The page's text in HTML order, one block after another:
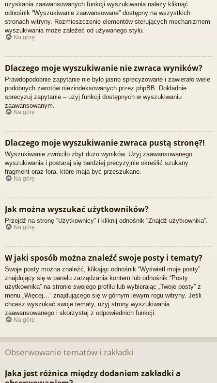
uzyskania zaawansowanych funkcji wyszukiwania należy kliknąć
odnośnik “Wyszukiwanie zaawansowane” dostępny na wszystkich
stronach witryny. Rozmieszczenie elementów sterujących mechanizmem
wyszukiwania może zależeć od używanego stylu.
Na górę
Dlaczego moje wyszukiwanie nie zwraca wyników?
Prawdopodobnie zapytanie nie było jasno sprecyzowane i zawierało wiele
podobnych zwrotów niezindeksowanych przez phpBB. Dokładnie
sprecyzuj zapytanie – użyj funkcji dostępnych w wyszukiwaniu
zaawansowanym.
Na górę
Dlaczego moje wyszukiwanie zwraca pustą stronę?!
Wyszukiwanie zwróciło zbyt dużo wyników. Użyj zaawansowanego
wyszukiwania i postaraj się bardziej precyzyjnie określić szukany
fragment oraz fora, które mają być przeszukane.
Na górę
Jak można wyszukać użytkowników?
Przejdź na stronę “Użytkownicy” i kliknij odnośnik “Znajdź użytkownika”.
Na górę
W jaki sposób można znaleźć swoje posty i tematy?
Swoje posty można znaleźć, klikając odnośnik “Wyświetl moje posty”
znajdujący się w panelu zarządzania kontem lub odnośnik “Posty
użytkownika” na stronie swojego profilu lub wybierając „Twoje posty” z
menu „Więcej…” znajdującego się w górnym lewym rogu witryny. Jeśli
chcesz wyszukać swoje tematy, użyj strony wyszukiwania
zaawansowanego i skorzystaj z odpowiednich funkcji.
Na górę
Obserwowanie tematów i zakładki
Jaka jest różnica między dodaniem zakładki a